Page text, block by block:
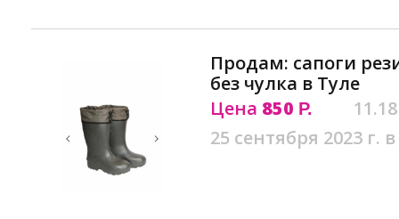
Продам: сапоги
без чулка в Туле
Цена 850 Р.
25 сентября 2023 г.